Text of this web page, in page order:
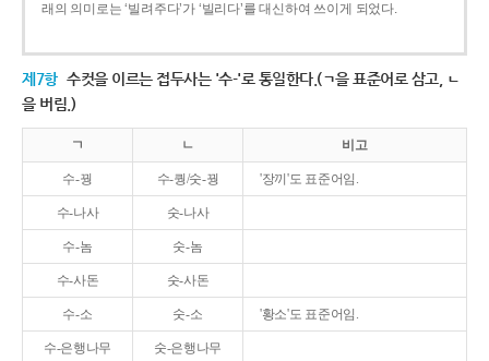
래의 의미로는 ‘빌려주다’가 ‘빌리다’를 대신하여 쓰이게 되었다.
제7항 수컷을 이르는 접두사는 '수-'로 통일한다.(ㄱ을 표준어로 삼고, ㄴ
을 버림.)
ㄱ ㄴ 비고
수-꿩 수-퀑/숫-꿩 '장끼'도 표준어임.
수-나사 숫-나사
수-놈 숫-놈
수-사돈 숫-사돈
수-소 숫-소 '황소'도 표준어임.
수-은행나무 숫-은행나무